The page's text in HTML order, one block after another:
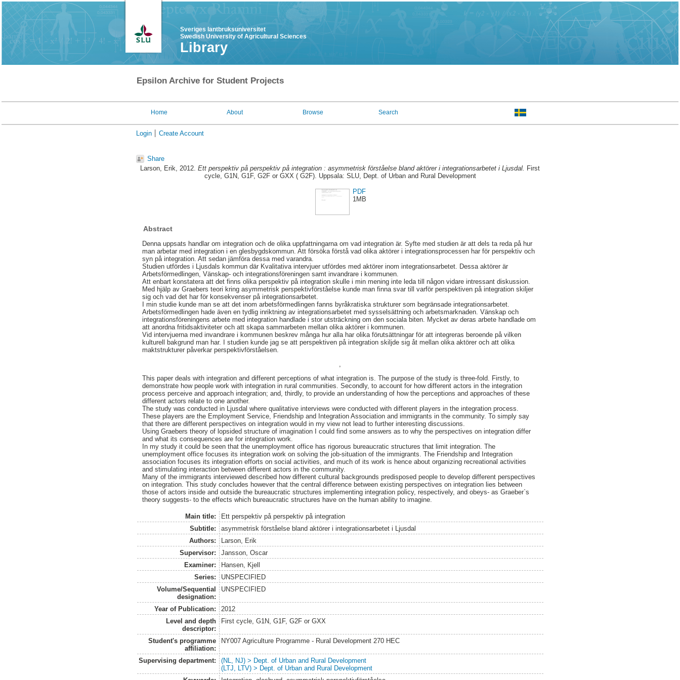
Sveriges lantbruksuniversitet
Swedish University of Agricultural Sciences
Library
Epsilon Archive for Student Projects
Home About Browse Search
Login Create Account
Share
Larson, Erik, 2012. Ett perspektiv på perspektiv på integration : asymmetrisk förståelse bland aktörer i integrationsarbetet i Ljusdal. First
cycle, G1N, G1F, G2F or GXX ( G2F). Uppsala: SLU, Dept. of Urban and Rural Development
PDF
1MB
Abstract
Denna uppsats handlar om integration och de olika uppfattningarna om vad integration är. Syfte med studien är att dels ta reda på hur
man arbetar med integration i en glesbygdskommun. Att försöka förstå vad olika aktörer i integrationsprocessen har för perspektiv och
syn på integration. Att sedan jämföra dessa med varandra.
Studien utfördes i Ljusdals kommun där Kvalitativa intervjuer utfördes med aktörer inom integrationsarbetet. Dessa aktörer är
Arbetsförmedlingen, Vänskap- och integrationsföreningen samt invandrare i kommunen.
Att enbart konstatera att det finns olika perspektiv på integration skulle i min mening inte leda till någon vidare intressant diskussion.
Med hjälp av Graebers teori kring asymmetrisk perspektivförståelse kunde man finna svar till varför perspektiven på integration skiljer
sig och vad det har för konsekvenser på integrationsarbetet.
I min studie kunde man se att det inom arbetsförmedlingen fanns byråkratiska strukturer som begränsade integrationsarbetet.
Arbetsförmedlingen hade även en tydlig inriktning av integrationsarbetet med sysselsättning och arbetsmarknaden. Vänskap och
integrationsföreningens arbete med integration handlade i stor utsträckning om den sociala biten. Mycket av deras arbete handlade om
att anordna fritidsaktiviteter och att skapa sammarbeten mellan olika aktörer i kommunen.
Vid intervjuerna med invandrare i kommunen beskrev många hur alla har olika förutsättningar för att integreras beroende på vilken
kulturell bakgrund man har. I studien kunde jag se att perspektiven på integration skiljde sig åt mellan olika aktörer och att olika
maktstrukturer påverkar perspektivförståelsen.
This paper deals with integration and different perceptions of what integration is. The purpose of the study is three-fold. Firstly, to
demonstrate how people work with integration in rural communities. Secondly, to account for how different actors in the integration
process perceive and approach integration; and, thirdly, to provide an understanding of how the perceptions and approaches of these
different actors relate to one another.
The study was conducted in Ljusdal where qualitative interviews were conducted with different players in the integration process.
These players are the Employment Service, Friendship and Integration Association and immigrants in the community. To simply say
that there are different perspectives on integration would in my view not lead to further interesting discussions.
Using Graebers theory of lopsided structure of imagination I could find some answers as to why the perspectives on integration differ
and what its consequences are for integration work.
In my study it could be seen that the unemployment office has rigorous bureaucratic structures that limit integration. The
unemployment office focuses its integration work on solving the job-situation of the immigrants. The Friendship and Integration
association focuses its integration efforts on social activities, and much of its work is hence about organizing recreational activities
and stimulating interaction between different actors in the community.
Many of the immigrants interviewed described how different cultural backgrounds predisposed people to develop different perspectives
on integration. This study concludes however that the central difference between existing perspectives on integration lies between
those of actors inside and outside the bureaucratic structures implementing integration policy, respectively, and obeys- as Graeber`s
theory suggests- to the effects which bureaucratic structures have on the human ability to imagine.
Main title:
Ett perspektiv på perspektiv på integration
Subtitle:
asymmetrisk förståelse bland aktörer i integrationsarbetet i Ljusdal
Authors:
Larson, Erik
Supervisor:
Jansson, Oscar
Examiner:
Hansen, Kjell
Series:
UNSPECIFIED
Volume/Sequential
designation:
UNSPECIFIED
Year of Publication:
2012
Level and depth
descriptor:
First cycle, G1N, G1F, G2F or GXX
Student's programme
affiliation:
NY007 Agriculture Programme - Rural Development 270 HEC
Supervising department:
(NL, NJ) > Dept. of Urban and Rural Development
(LTJ, LTV) > Dept. of Urban and Rural Development